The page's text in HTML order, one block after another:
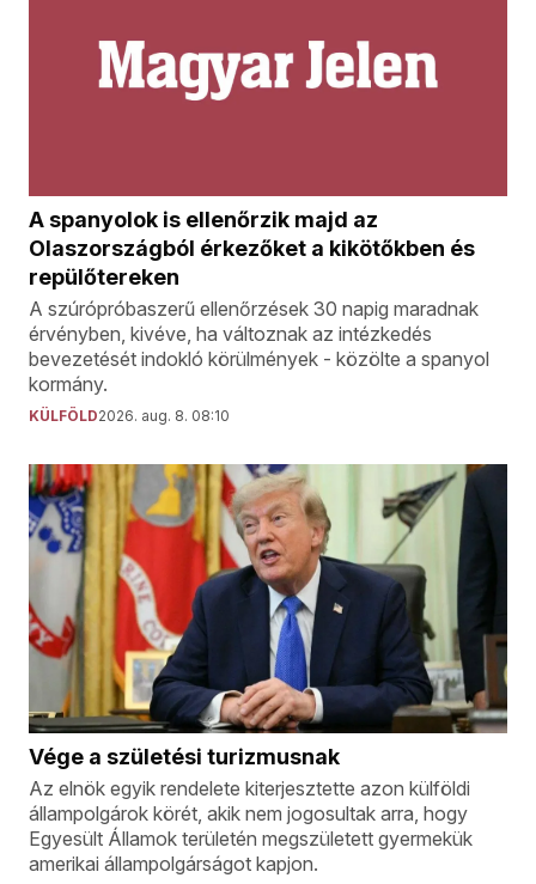
A spanyolok is ellenőrzik majd az
Olaszországból érkezőket a kikötőkben és
repülőtereken
A szúrópróbaszerű ellenőrzések 30 napig maradnak
érvényben, kivéve, ha változnak az intézkedés
bevezetését indokló körülmények - közölte a spanyol
kormány.
KÜLFÖLD2026. aug. 8. 08:10
Vége a születési turizmusnak
Az elnök egyik rendelete kiterjesztette azon külföldi
állampolgárok körét, akik nem jogosultak arra, hogy
Egyesült Államok területén megszületett gyermekük
amerikai állampolgárságot kapjon.